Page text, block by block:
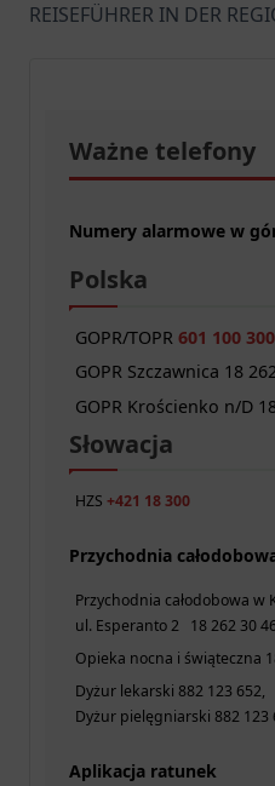
REISEFÜHRER IN DER
Ważne telefony
Numery alarmowe w
Polska
GOPR/TOPR601 100 300
GOPR Szczawnica 18
GOPR Krościenko n/D
Słowacja
HZS +421 18 300
Przychodnia
Przychodnia całodobowa
ul. Esperanto 2 18 262 30
Opieka nocna i świąteczna
Dyżur lekarski 882 123 652,
Dyżur pielęgniarski 882 123
Aplikacja ratunek